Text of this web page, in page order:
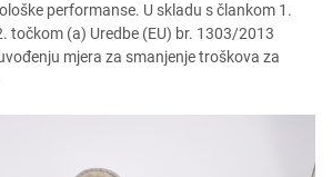
performanse. U skladu s člankom 1.
točkom (a) Uredbe (EU) br. 1303/2013
mjera za smanjenje troškova za